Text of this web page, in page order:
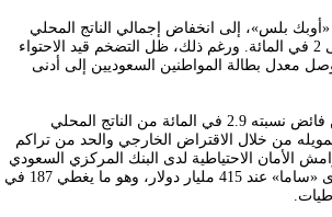
بلس»، إلى انخفاض إجمالي الناتج المحلي
النفطي بنسبة 4.4 في المائة، وتراجع النمو الكلي إلى 2 في المائة. ورغم ذلك، ظل التضخم قيد الاحتواء
معدل بطالة المواطنين السعوديين إلى أدنى
ولفت الصندوق إلى أن الميزان التجاري قد تحوّل من فائض نسبته 2.9 في المائة من الناتج المحلي
0.5 في المائة، يجري تمويله من خلال الاقتراض الخارجي والحد من تراكم
الأمان الاحتياطية لدى البنك المركزي السعودي
«ساما» قوية، حيث استقر صافي الأصول الأجنبية لدى «ساما» عند 415 مليار دولار، وهو ما يغطي 187 في